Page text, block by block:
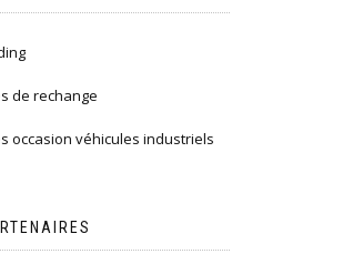
de rechange
occasion véhicules industriels